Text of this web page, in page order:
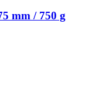
mm / 750 g